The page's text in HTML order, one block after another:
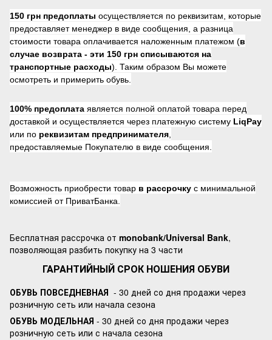
150 грн предоплаты осуществляется по реквизитам, которые
предоставляет менеджер в виде сообщения, а разница
стоимости товара оплачивается наложенным платежом (в
случае возврата - эти 150 грн списываются на
транспортные расходы). Таким образом Вы можете
осмотреть и примерить обувь.
100% предоплата является полной оплатой товара перед
доставкой и осуществляется через платежную систему LiqPay
или по реквизитам предпринимателя
предоставляемые Покупателю в виде сообщения.
Возможность приобрести товар в рассрочку с минимальной
комиссией от ПриватБанка.
Бесплатная рассрочка от monobank/Universal Bank,
позволяющая разбить покупку на 3 части
ГАРАНТИЙНЫЙ СРОК НОШЕНИЯ ОБУВИ
ОБУВЬ ПОВСЕДНЕВНАЯ - 30 дней со дня продажи через
розничную сеть или начала сезона
ОБУВЬ МОДЕЛЬНАЯ - 30 дней со дня продажи через
розничную сеть или с начала сезона